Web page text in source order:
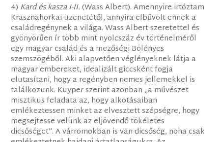
4) Kard és kasza I-II.(Wass Albert). Amennyire irtóztam
Krasznahorkai üzenetétől, annyira elbűvölt ennek a
családregénynek a világa. Wass Albert szeretettel és
gyönyörűen ír több mint nyolcszáz év történelméről
egy magyar család és a mezőségi Bölényes
szemszögéből. Aki alapvetően véglényeknek látja a
magyar embereket, idealizált giccsként fogja
elutasítani, hogy a regényben nemes jellemekkel is
találkozunk. Kuyper szerint azonban „a művészet
misztikus feladata az, hogy alkotásaiban
emlékeztessen minket az elvesztett szépségre, hogy
megsejtesse velünk az eljövendő tökéletes
dicsőséget”. A várromokban is van dicsőség, noha csak